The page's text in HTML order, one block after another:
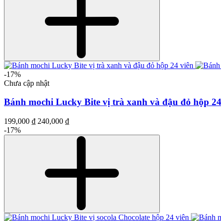
-17%
Chưa cập nhật
Bánh mochi Lucky Bite vị trà xanh và đậu đỏ hộp
199,000 ₫ 240,000 ₫
-17%